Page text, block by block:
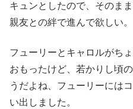
キュンとしたので、そのま
親友との絆で進んで欲しい。
フューリーとキャロルがち
おもったけど、若かりし頃
うだよね、フューリーには
い出しました。